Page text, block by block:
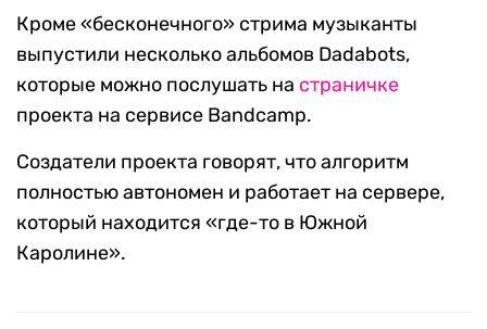
Кроме «бесконечного» стрима музыканты
выпустили несколько альбомов Dadabots,
которые можно послушать на страничке
проекта на сервисе Bandcamp.
Создатели проекта говорят, что алгоритм
полностью автономен и работает на сервере,
который находится «где-то в Южной
Каролине».